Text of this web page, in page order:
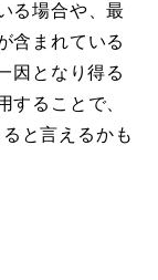
る場合や、最
含まれている
因となり得る
することで、
と言えるかも